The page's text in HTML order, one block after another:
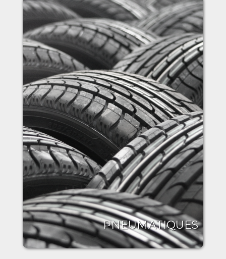
PNEUMATIQUES